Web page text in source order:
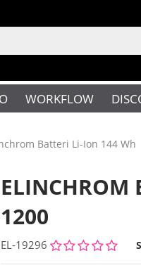
WORKFLOW
Batteri Li-Ion 144 Wh
ELINCHROM
1200
EL-19296